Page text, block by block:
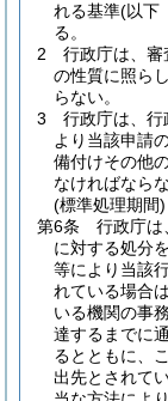
れる基準(以下
る。
2
行政庁は、
の性質に照ら
らない。
3
行政庁は、行
より当該申請
備付けその他
なければならな
(標準処理期間)
第6条
行政庁は
に対する処分
等により当該
れている場合
いる機関の事
達するまでに
るとともに、
出先とされて